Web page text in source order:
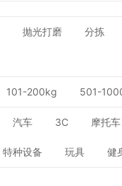
抛光打磨 分拣
101-200kg 501-
汽车 3C 摩托车
特种设备 玩具 健